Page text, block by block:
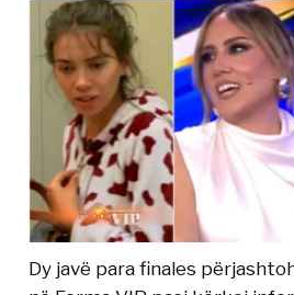
Dy javë para finales